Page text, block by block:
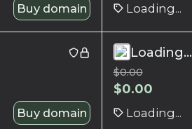
Buy domain Loading...
Buy domain
Loading...
$0.00
$0.00
Loading...